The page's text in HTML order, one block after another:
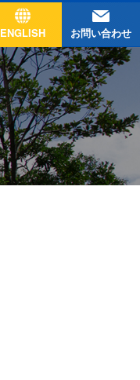
ENGLISH お問い合わせ